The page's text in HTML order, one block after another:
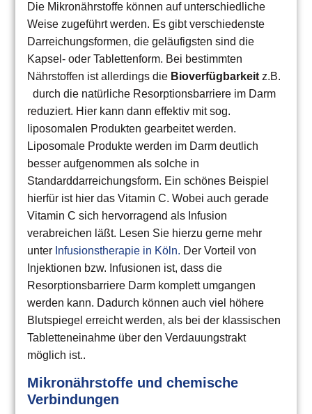
Die Mikronährstoffe können auf unterschiedliche
Weise zugeführt werden. Es gibt verschiedenste
Darreichungsformen, die geläufigsten sind die
Kapsel- oder Tablettenform. Bei bestimmten
Nährstoffen ist allerdings die Bioverfügbarkeitz.B.
durch die natürliche Resorptionsbarriere im Darm
reduziert. Hier kann dann effektiv mit sog.
liposomalen Produkten gearbeitet werden.
Liposomale Produkte werden im Darm deutlich
besser aufgenommen als solche in
Standarddarreichungsform. Ein schönes Beispiel
hierfür ist hier das Vitamin C. Wobei auch gerade
Vitamin C sich hervorragend als Infusion
verabreichen läßt. Lesen Sie hierzu gerne mehr
unter Infusionstherapie in Köln. Der Vorteil von
Injektionen bzw. Infusionen ist, dass die
Resorptionsbarriere Darm komplett umgangen
werden kann. Dadurch können auch viel höhere
Blutspiegel erreicht werden, als bei der klassischen
Tabletteneinahme über den Verdauungstrakt
möglich ist..
Mikronährstoffe und chemische
Verbindungen